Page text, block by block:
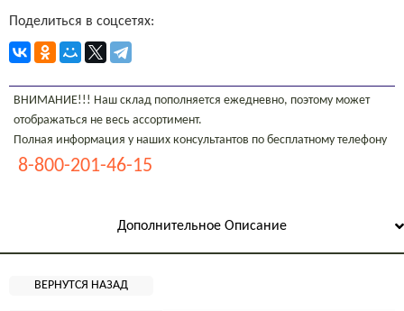
Поделиться в соцсетях:
ВНИМАНИЕ!!! Наш склад пополняется ежедневно, поэтому может
отображаться не весь ассортимент.
Полная информация у наших консультантов по бесплатному телефону
8-800-201-46-15
Дополнительное Описание